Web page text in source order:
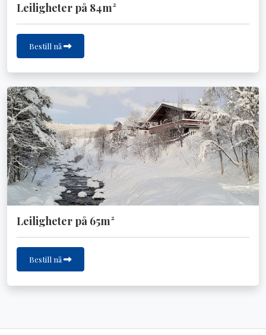
Leiligheter på 84m²
Bestill nå
Leiligheter på 65m²
Bestill nå